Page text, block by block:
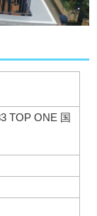
TOP ONE 国